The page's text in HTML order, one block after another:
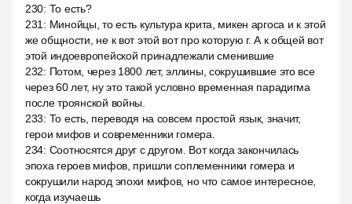
230: То есть?
231 : Минойцы, то есть культура крита, микен аргоса и к этой
же общности, не к вот этой вот про которую г. А к общей вот
этой индоевропейской принадлежали сменившие
232: Потом, через 1800 лет, эллины, сокрушившие это все
через 60 лет, ну это такой условно временная парадигма
после троянской войны.
233: То есть, переводя на совсем простой язык, значит,
герои мифов и современники гомера.
234: Соотносятся друг с другом. Вот когда закончилась
эпоха героев мифов, пришли соплеменники гомера и
сокрушили народ эпохи мифов, но что самое интересное,
когда изучаешь